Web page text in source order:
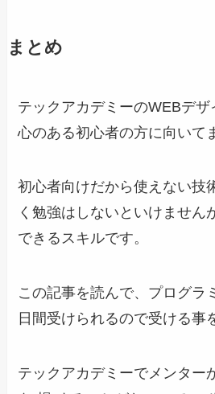
まとめ
テックアカデミーのWEBデ
心のある初心者の方に向いて
初心者向けだから使えない技
く勉強はしないといけません
できるスキルです。
この記事を読んで、プログラ
日間受けられるので受ける事
テックアカデミーでメンター